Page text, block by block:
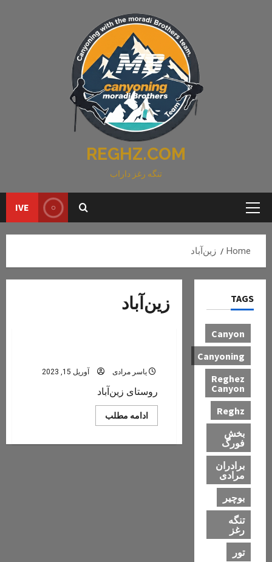
REGHZ.COM
تنگه رغز داراب
Primary
IVE
Home زین‌آباد
زین‌آباد
یاسر مرادی آوریل 15, 2023
روستای زین‌آباد
ادامه مطلب
more
TAGS
Canyon
Canyoning
Reghez
Canyon
Reghz
بخش
فورگ
برادران
مرادی
بوچیر
تنگه
رغز
تور